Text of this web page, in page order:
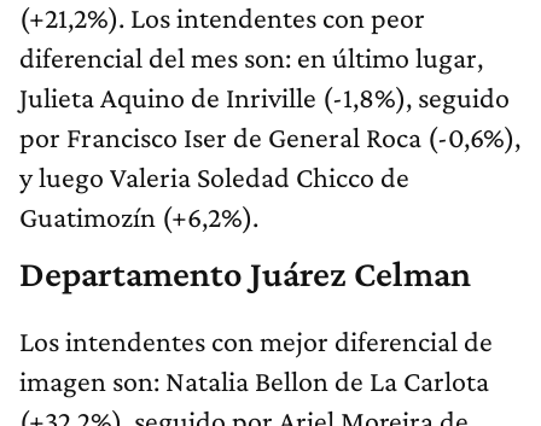
(+21,2%). Los intendentes con peor
diferencial del mes son: en último lugar,
Julieta Aquino de Inriville (-1,8%), seguido
por Francisco Iser de General Roca (-0,6%),
y luego Valeria Soledad Chicco de
Guatimozín (+6,2%).
Departamento Juárez Celman
Los intendentes con mejor diferencial de
imagen son: Natalia Bellon de La Carlota